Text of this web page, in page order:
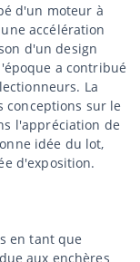
d'un moteur à
accélération
d'un design
a contribué
La
conceptions sur le
l'appréciation de
idée du lot,
d'exposition.
en tant que
aux enchères